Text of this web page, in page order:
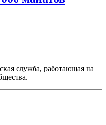
служба, работающая на